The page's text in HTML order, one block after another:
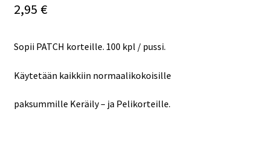
2,95 €
Sopii PATCH korteille. 100 kpl / pussi.
Käytetään kaikkiin normaalikokoisille
paksummille Keräily – ja Pelikorteille.